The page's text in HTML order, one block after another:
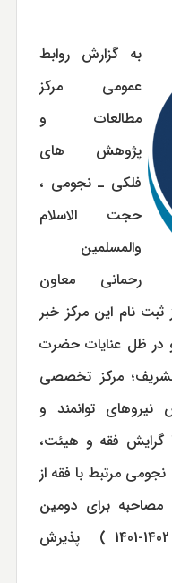
به گزارش روابط
عمومی مركز
مطالعات و
پژوهش های
فلکی ـ نجومی ،
حجت الاسلام
والمسلمین
رحمانی معاون
نام این مركز خبر
در ظل عنايات حضرت
مركز تخصصي
توانمند و
فقه و هیئت،
مرتبط با فقه از
براي دومین
دوره سطح 3 (سال تحصیلی 1402-1401 ) پذيرش